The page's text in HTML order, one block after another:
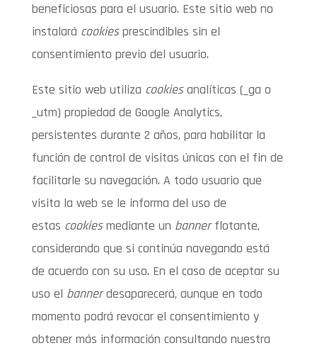
beneficiosas para el usuario. Este sitio web no
instalará cookiesprescindibles sin el
consentimiento previo del usuario.
Este sitio web utiliza cookiesanalíticas (_ga o
_utm) propiedad de Google Analytics,
persistentes durante 2 años, para habilitar la
función de control de visitas únicas con el fin de
facilitarle su navegación. A todo usuario que
visita la web se le informa del uso de
estas cookiesmediante un bannerflotante,
considerando que si continúa navegando está
de acuerdo con su uso. En el caso de aceptar su
uso el bannerdesaparecerá, aunque en todo
momento podrá revocar el consentimiento y
obtener más información consultando nuestra